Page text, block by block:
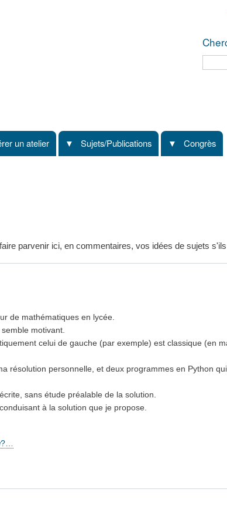
un atelier Sujets/Publications Congrès
parvenir ici, en commentaires, vos idées de sujets
de mathématiques en lycée.
motivant.
celui de gauche (par exemple) est classique (en
résolution personnelle, et deux programmes en Python
sans étude préalable de la solution.
à la solution que je propose.